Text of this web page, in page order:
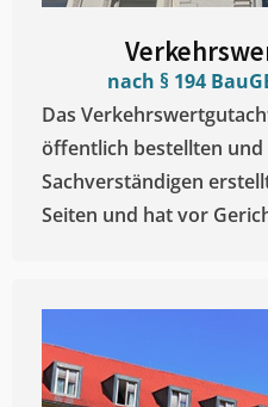
nach § 194
Das
öffentlich bestellten und
Sachverständigen
Seiten und hat vor